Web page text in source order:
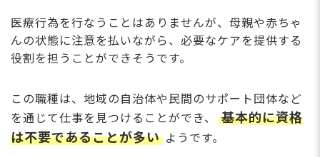
医療行為を行なうことはありませんが、母親や赤ちゃ
んの状態に注意を払いながら、必要なケアを提供する
役割を担うことができそうです。
この職種は、地域の自治体や民間のサポート団体など
を通じて仕事を見つけることができ、
基本的に資格
は不要であることが多い ようです。